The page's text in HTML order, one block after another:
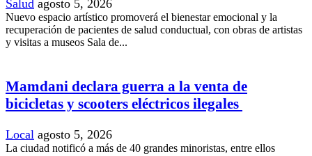
Salud agosto 5, 2026
Nuevo espacio artístico promoverá el bienestar emocional y la
recuperación de pacientes de salud conductual, con obras de artistas
y visitas a museos Sala de...
Mamdani declara guerra a la venta de
bicicletas y scooters eléctricos ilegales
Local agosto 5, 2026
La ciudad notificó a más de 40 grandes minoristas, entre ellos